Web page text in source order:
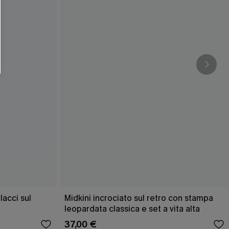
sul
Midkini incrociato sul retro con stampa
leopardata classica e set a vita alta
37,00 €
i nostri
valutare il livello di coinvolgimento,